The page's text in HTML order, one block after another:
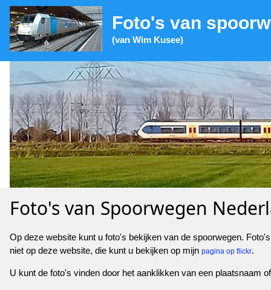
Foto's van
(van Wim Kusee)
Foto's van Spoorwegen
Op deze website kunt u foto's bekijken van de spoorwegen.
niet op deze website, die kunt u bekijken op mijn pagina op flickr.
U kunt de foto's vinden door het aanklikken van een plaatsnaam